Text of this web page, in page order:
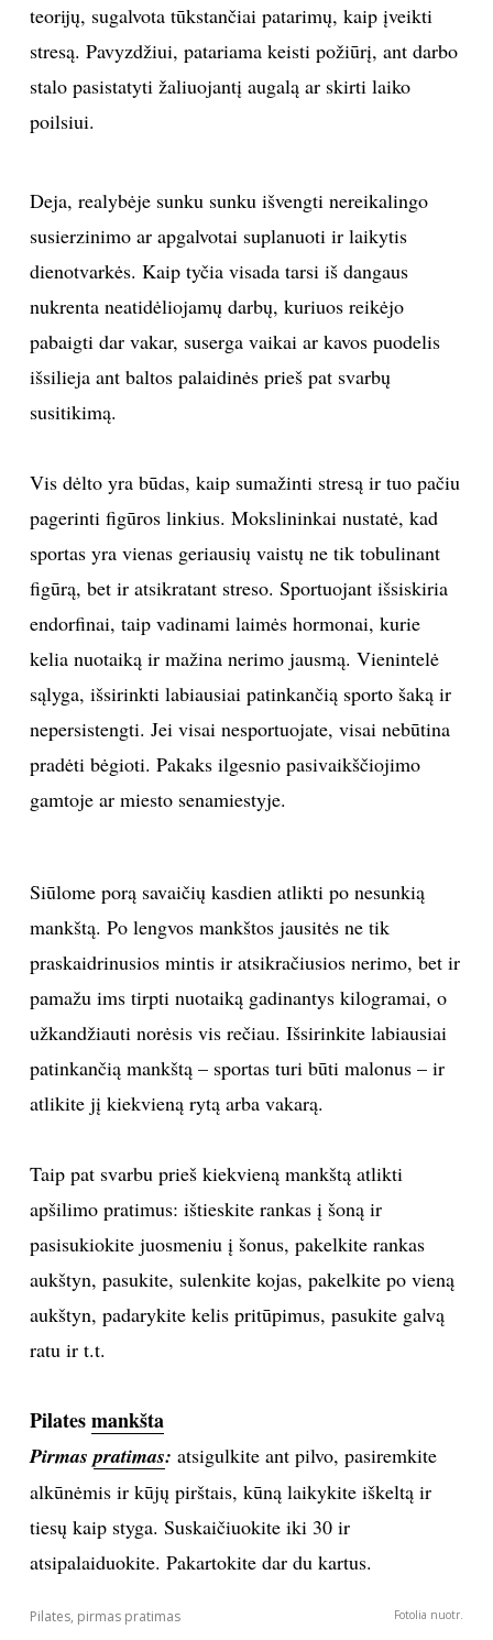
LAISVALAIKIS
KINAS
MUZIKA
TEATRAS
SPORTAS
MENAS
ĮDOMYBĖS
ISTORIJA
KNYGOS
INTERJERAS
NAMAI
VIRTUVĖ
VAIKAI
NELAIMĖS
KONTAKTAI
Sekite mus:
PRENUMERUOK
Prenumeruodami portalą,
Jūs sutinkate su
teorijų, sugalvota tūkstančiai patarimų, kaip įveikti
stresą. Pavyzdžiui, patariama keisti požiūrį, ant darbo
stalo pasistatyti žaliuojantį augalą ar skirti laiko
poilsiui.
Deja, realybėje sunku sunku išvengti nereikalingo
susierzinimo ar apgalvotai suplanuoti ir laikytis
dienotvarkės. Kaip tyčia visada tarsi iš dangaus
nukrenta neatidėliojamų darbų, kuriuos reikėjo
pabaigti dar vakar, suserga vaikai ar kavos puodelis
išsilieja ant baltos palaidinės prieš pat svarbų
susitikimą.
Vis dėlto yra būdas, kaip sumažinti stresą ir tuo pačiu
pagerinti figūros linkius. Mokslininkai nustatė, kad
sportas yra vienas geriausių vaistų ne tik tobulinant
figūrą, bet ir atsikratant streso. Sportuojant išsiskiria
endorfinai, taip vadinami laimės hormonai, kurie
kelia nuotaiką ir mažina nerimo jausmą. Vienintelė
sąlyga, išsirinkti labiausiai patinkančią sporto šaką ir
nepersistengti. Jei visai nesportuojate, visai nebūtina
pradėti bėgioti. Pakaks ilgesnio pasivaikščiojimo
gamtoje ar miesto senamiestyje.
Siūlome porą savaičių kasdien atlikti po nesunkią
mankštą. Po lengvos mankštos jausitės ne tik
praskaidrinusios mintis ir atsikračiusios nerimo, bet ir
pamažu ims tirpti nuotaiką gadinantys kilogramai, o
užkandžiauti norėsis vis rečiau. Išsirinkite labiausiai
patinkančią mankštą – sportas turi būti malonus – ir
atlikite jį kiekvieną rytą arba vakarą.
Taip pat svarbu prieš kiekvieną mankštą atlikti
apšilimo pratimus: ištieskite rankas į šoną ir
pasisukiokite juosmeniu į šonus, pakelkite rankas
aukštyn, pasukite, sulenkite kojas, pakelkite po vieną
aukštyn, padarykite kelis pritūpimus, pasukite galvą
ratu ir t.t.
Pilatesmankšta
Pirmaspratimas: atsigulkite ant pilvo, pasiremkite
alkūnėmis ir kūjų pirštais, kūną laikykite iškeltą ir
tiesų kaip styga. Suskaičiuokite iki 30 ir
atsipalaiduokite. Pakartokite dar du kartus.
Pilates, pirmas pratimas Fotolia nuotr.